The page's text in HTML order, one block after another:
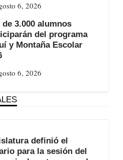
6, 2026
de 3.000 alumnos
del programa
y Montaña Escolar
6, 2026
definió el
para la sesión del